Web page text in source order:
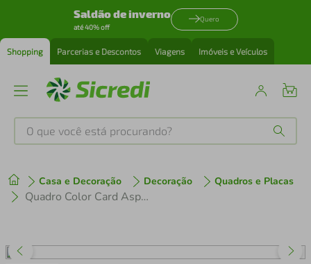
Saldão de inverno
até 40% off
Quero
Shopping Parcerias e Descontos Viagens Imóveis e Veículos
O que você está procurando?
Casa e Decoração Decoração Quadros e Placas
Quadro Color Card Aspen Gold 60x43 Caixa Preto
1º tenis